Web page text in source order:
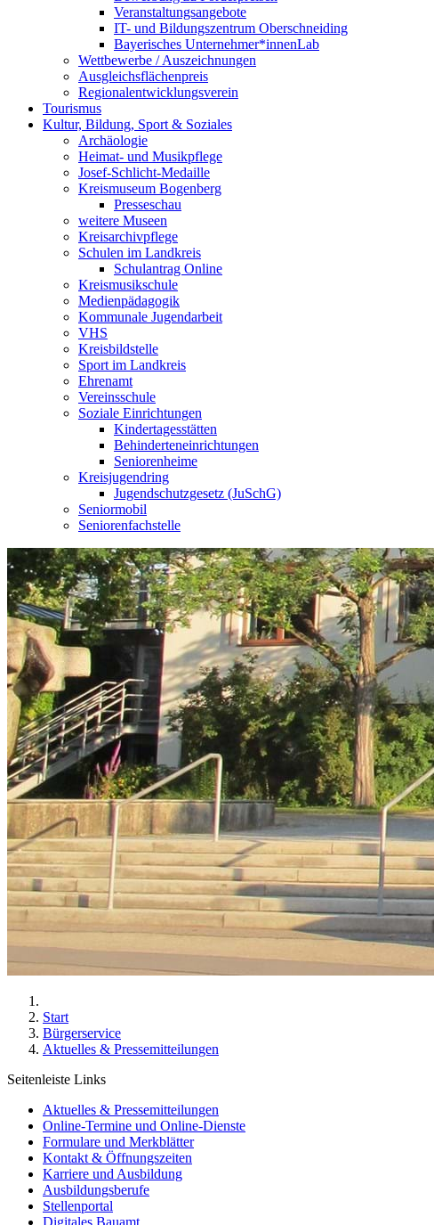
Veranstaltungsangebote
IT- und Bildungszentrum Oberschneiding
Bayerisches Unternehmer*innenLab
Wettbewerbe / Auszeichnungen
Ausgleichsflächenpreis
Regionalentwicklungsverein
Tourismus
Kultur, Bildung, Sport & Soziales
Archäologie
Heimat- und Musikpflege
Josef-Schlicht-Medaille
Kreismuseum Bogenberg
Presseschau
weitere Museen
Kreisarchivpflege
Schulen im Landkreis
Schulantrag Online
Kreismusikschule
Medienpädagogik
Kommunale Jugendarbeit
VHS
Kreisbildstelle
Sport im Landkreis
Ehrenamt
Vereinsschule
Soziale Einrichtungen
Kindertagesstätten
Behinderteneinrichtungen
Seniorenheime
Kreisjugendring
Jugendschutzgesetz (JuSchG)
Seniormobil
Seniorenfachstelle
Start
Bürgerservice
Aktuelles & Pressemitteilungen
Seitenleiste Links
Aktuelles & Pressemitteilungen
Online-Termine und Online-Dienste
Formulare und Merkblätter
Kontakt & Öffnungszeiten
Karriere und Ausbildung
Ausbildungsberufe
Stellenportal
Digitales Bauamt